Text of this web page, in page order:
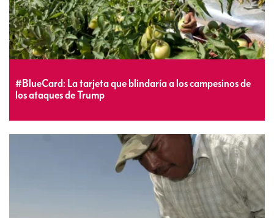
#BlueCard: La tarjeta que blindaría a los campesinos de
los ataques de Trump